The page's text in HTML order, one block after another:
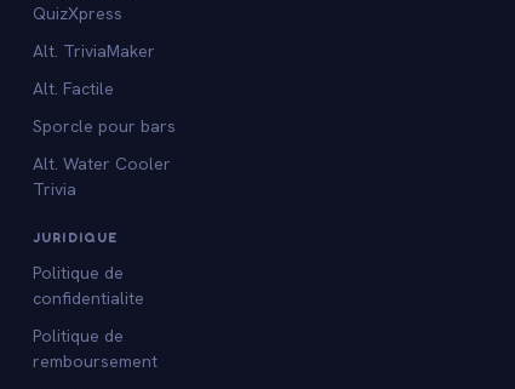
QuizXpress
Alt. TriviaMaker
Alt. Factile
Sporcle pour bars
Alt. Water Cooler
Trivia
JURIDIQUE
Politique de
confidentialite
Politique de
remboursement